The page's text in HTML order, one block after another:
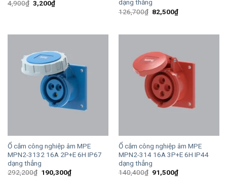
4,900₫ Giá
gốc
3,200₫Giá
hiện
dạng thẳng
126,700₫ Giá
gốc
82,500₫Giá
hiện
Ổ cắm công nghiệp âm MPE
MPN2-3132 16A 2P+E 6H IP67
dạng thẳng
292,200₫ Giá
190,300₫Giá
hiện
Ổ cắm công nghiệp âm MPE
MPN2-314 16A 3P+E 6H IP44
dạng thẳng
140,400₫ Giá
gốc
91,500₫Giá
hiện